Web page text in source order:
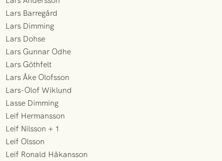
Lars Barregård
Lars Dimming
Lars Dohse
Lars Gunnar Odhe
Lars Göthfelt
Lars Åke Olofsson
Lars-Olof Wiklund
Lasse Dimming
Leif Hermansson
Leif Nilsson + 1
Leif Olsson
Leif Ronald Håkansson